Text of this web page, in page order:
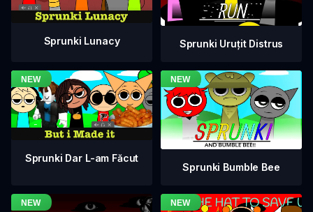
Sprunki Lunacy Sprunki Uruțit Distrus
Sprunki Dar L-am Făcut
Sprunki Bumble Bee